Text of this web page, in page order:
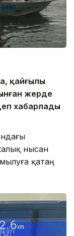
қайғылы
жерде
хабарлады
нысан
қатаң